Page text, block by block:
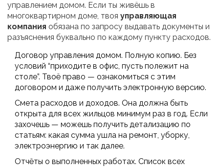
управлением домом. Если ты живёшь в
многоквартирном доме, твоя управляющая
компания обязана по запросу выдавать документы и
разъяснения буквально по каждому пункту расходов.
Договор управления домом. Полную копию. Без
условий “приходите в офис, пусть полежит на
столе”. Твоё право — ознакомиться с этим
договором и даже получить электронную версию.
Смета расходов и доходов. Она должна быть
открыта для всех жильцов минимум раз в год. Если
захочешь — можешь получить детализацию по
статьям: какая сумма ушла на ремонт, уборку,
электроэнергию и так далее.
Отчёты о выполненных работах. Список всех